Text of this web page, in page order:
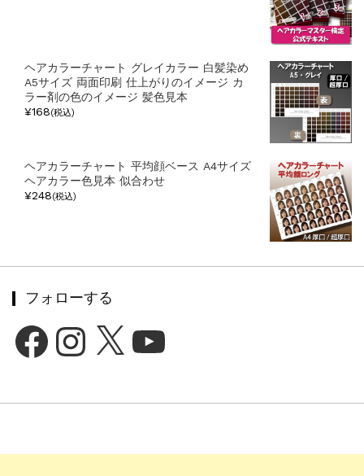
ヘアカラーチャート グレイカラー 白髪染め
A5サイズ 両面印刷 仕上がりのイメージ カ
ラー剤の色のイメージ 髪色見本
¥168(税込)
ヘアカラーチャート 平均顔ベース A4サイズ
ヘアカラー色見本 似合わせ
¥248(税込)
フォローする
FacebookInstagram